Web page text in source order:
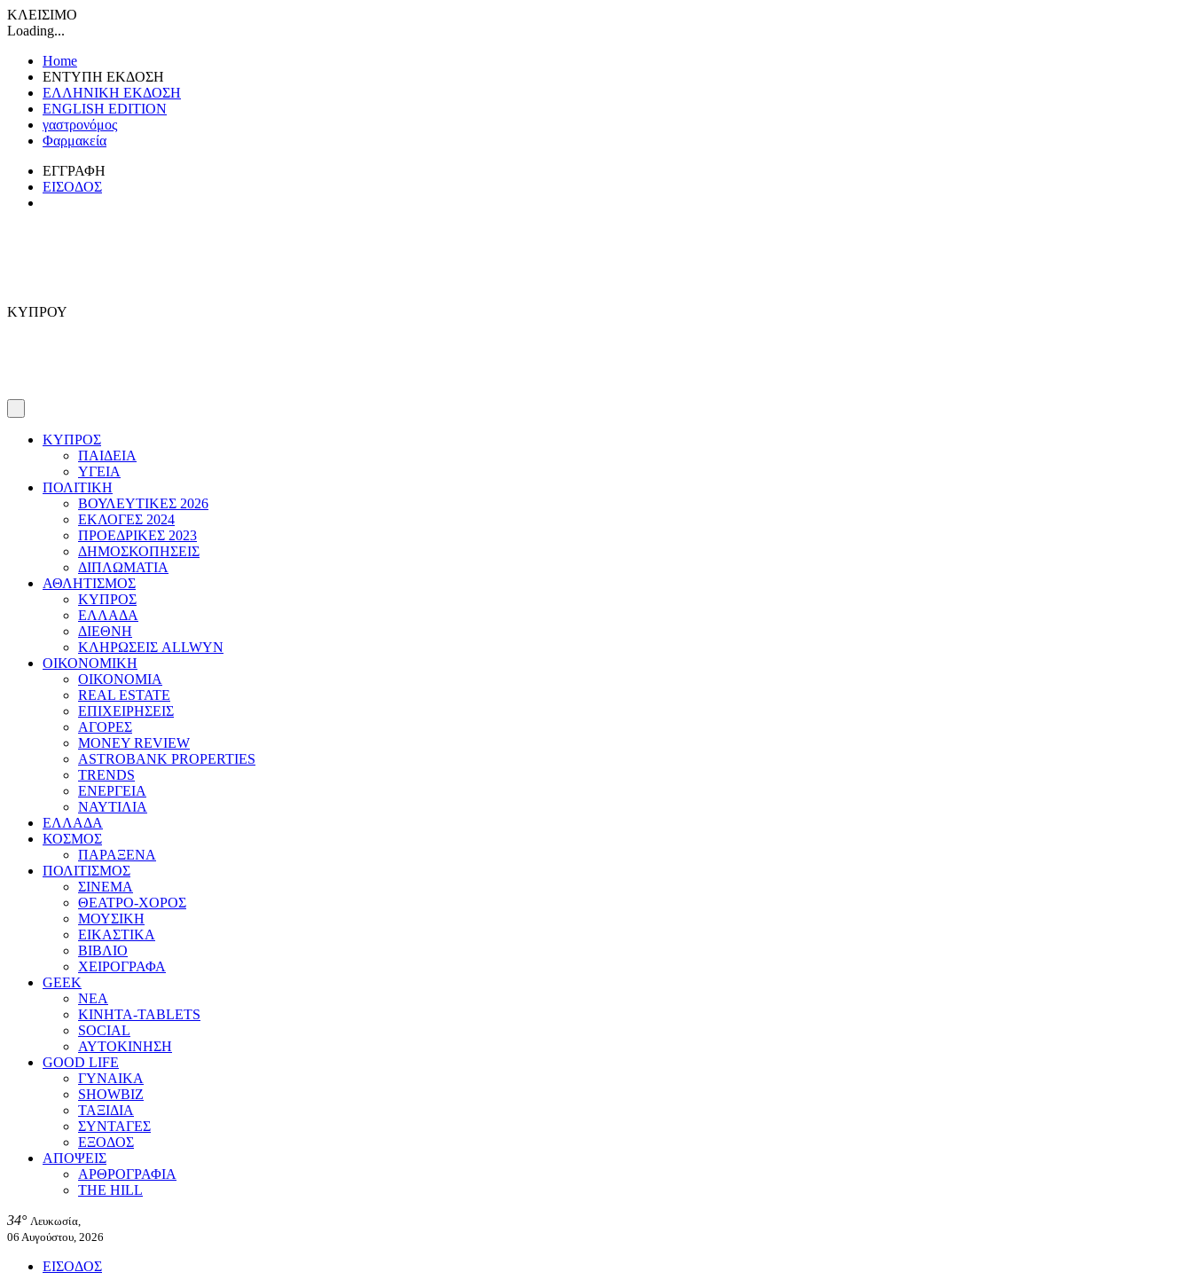
ΚΛΕΙΣΙΜΟ
Loading...
Home
ΕΝΤΥΠΗ ΕΚΔΟΣΗ
ΕΛΛΗΝΙΚΗ ΕΚΔΟΣΗ
ENGLISH EDITION
γαστρονόμος
Φαρμακεία
ΕΓΓΡΑΦΗ
ΕΙΣΟΔΟΣ
ΚΥΠΡΟΥ
ΚΥΠΡΟΣ
ΠΑΙΔΕΙΑ
ΥΓΕΙΑ
ΠΟΛΙΤΙΚΗ
ΒΟΥΛΕΥΤΙΚΕΣ 2026
ΕΚΛΟΓΕΣ 2024
ΠΡΟΕΔΡΙΚΕΣ 2023
ΔΗΜΟΣΚΟΠΗΣΕΙΣ
ΔΙΠΛΩΜΑΤΙΑ
ΑΘΛΗΤΙΣΜΟΣ
ΚΥΠΡΟΣ
ΕΛΛΑΔΑ
ΔΙΕΘΝΗ
ΚΛΗΡΩΣΕΙΣ ALLWYN
ΟΙΚΟΝΟΜΙΚΗ
ΟΙΚΟΝΟΜΙΑ
REAL ESTATE
ΕΠΙΧΕΙΡΗΣΕΙΣ
ΑΓΟΡΕΣ
MONEY REVIEW
ASTROBANK PROPERTIES
TRENDS
ΕΝΕΡΓΕΙΑ
ΝΑΥΤΙΛΙΑ
ΕΛΛΑΔΑ
ΚΟΣΜΟΣ
ΠΑΡΑΞΕΝΑ
ΠΟΛΙΤΙΣΜΟΣ
ΣΙΝΕΜΑ
ΘΕΑΤΡΟ-ΧΟΡΟΣ
ΜΟΥΣΙΚΗ
ΕΙΚΑΣΤΙΚΑ
ΒΙΒΛΙΟ
ΧΕΙΡΟΓΡΑΦΑ
GEEK
ΝΕΑ
ΚΙΝΗΤΑ-TABLETS
SOCIAL
ΑΥΤΟΚΙΝΗΣΗ
GOOD LIFE
ΓΥΝΑΙΚΑ
SHOWBIZ
ΤΑΞΙΔΙΑ
ΣΥΝΤΑΓΕΣ
ΕΞΟΔΟΣ
ΑΠΟΨΕΙΣ
ΑΡΘΡΟΓΡΑΦΙΑ
THE HILL
34° Λευκωσία,
06 Αυγούστου, 2026
ΕΙΣΟΔΟΣ